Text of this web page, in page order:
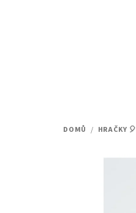
DOMŮ / HRAČKY 🎈